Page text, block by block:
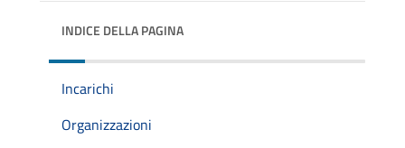
INDICE DELLA PAGINA
Incarichi
Organizzazioni